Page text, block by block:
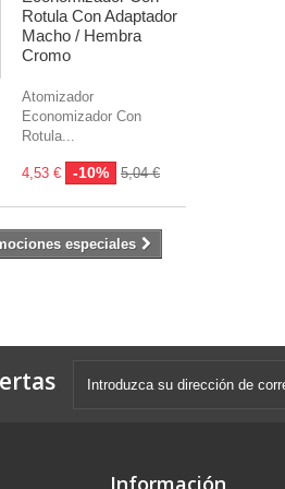
Rotula Con Adaptador
Macho / Hembra
Cromo
Atomizador
Economizador Con
Rotula...
4,53 € -10% 5,04 €
especiales
Información